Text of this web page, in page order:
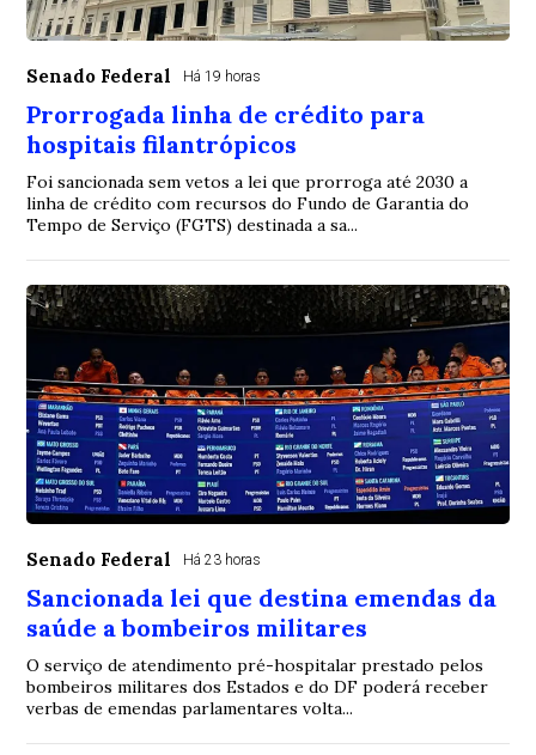
Senado Federal Há 19 horas
Prorrogada linha de crédito para
hospitais filantrópicos
Foi sancionada sem vetos a lei que prorroga até 2030 a
linha de crédito com recursos do Fundo de Garantia do
Tempo de Serviço (FGTS) destinada a sa...
Senado Federal Há 23 horas
Sancionada lei que destina emendas da
saúde a bombeiros militares
O serviço de atendimento pré-hospitalar prestado pelos
bombeiros militares dos Estados e do DF poderá receber
verbas de emendas parlamentares volta...